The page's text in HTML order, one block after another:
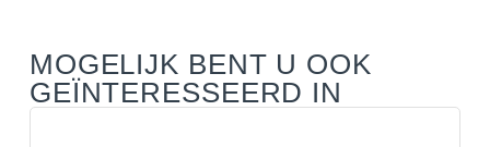
MOGELIJK BENT U OOK
GEÏNTERESSEERD IN